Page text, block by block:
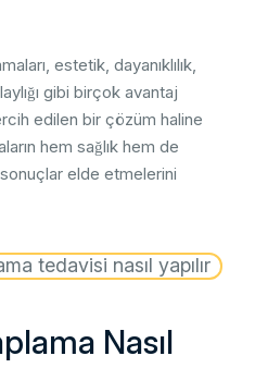
estetik, dayanıklılık,
gibi birçok avantaj
edilen bir çözüm haline
hem sağlık hem de
elde etmelerini
Nasıl